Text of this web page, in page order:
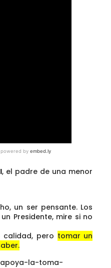
, el padre de una menor
un ser pensante. Los
Presidente, mire si no
calidad, pero tomar un
la-toma-